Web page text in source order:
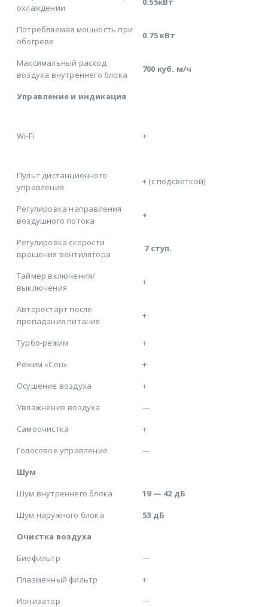
охлаждении
Потребляемая мощность при
обогреве
0.75 кВт
Максимальный расход
воздуха внутреннего блока
700 куб. м/ч
Управление и индикация
Wi-Fi +
Пульт дистанционного
управления
+ (с подсветкой)
Регулировка направления
воздушного потока
+
Регулировка скорости
вращения вентилятора
7 ступ.
Таймер включения/
выключения
+
Авторестарт после
пропадания питания
+
Турбо-режим
+
Режим «Сон»
+
Осушение воздуха
+
Увлажнение воздуха
—
Самоочистка
+
Голосовое управление
—
Шум
Шум внутреннего блока
19 — 42 дБ
Шум наружного блока
53 дБ
Очистка воздуха
Биофильтр
—
Плазменный фильтр
+
Ионизатор
—